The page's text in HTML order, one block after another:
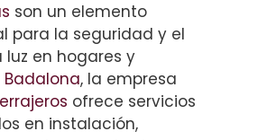
son un elemento
para la seguridad y el
en hogares y
Badalona, la empresa
ofrece servicios
en instalación,